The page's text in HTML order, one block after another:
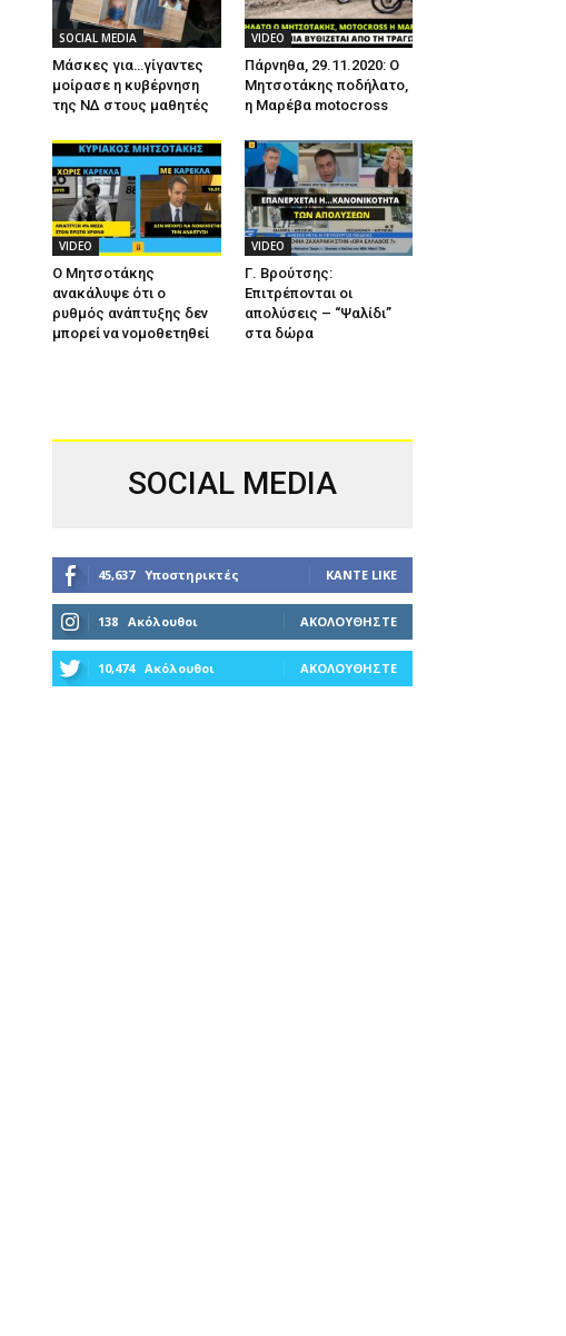
SOCIAL MEDIA
Μάσκες για…γίγαντες
μοίρασε η κυβέρνηση
της ΝΔ στους μαθητές
VIDEO
Πάρνηθα, 29.11.2020: Ο
Μητσοτάκης ποδήλατο,
η Μαρέβα motocross
VIDEO
Ο Μητσοτάκης
ανακάλυψε ότι ο
ρυθμός ανάπτυξης δεν
μπορεί να νομοθετηθεί
VIDEO
Γ. Βρούτσης:
Επιτρέπονται οι
απολύσεις – “Ψαλίδι”
στα δώρα
SOCIAL MEDIA
45,637 Υποστηρικτές ΚΆΝΤΕ LIKE
138 Ακόλουθοι ΑΚΟΛΟΥΘΉΣΤΕ
10,474 Ακόλουθοι ΑΚΟΛΟΥΘΉΣΤΕ